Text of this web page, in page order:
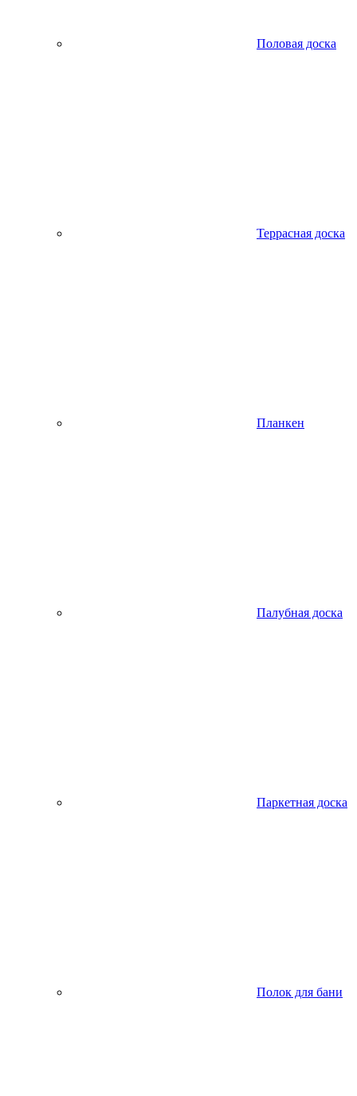
Половая доска
Террасная доска
Планкен
Палубная доска
Паркетная доска
Полок для бани